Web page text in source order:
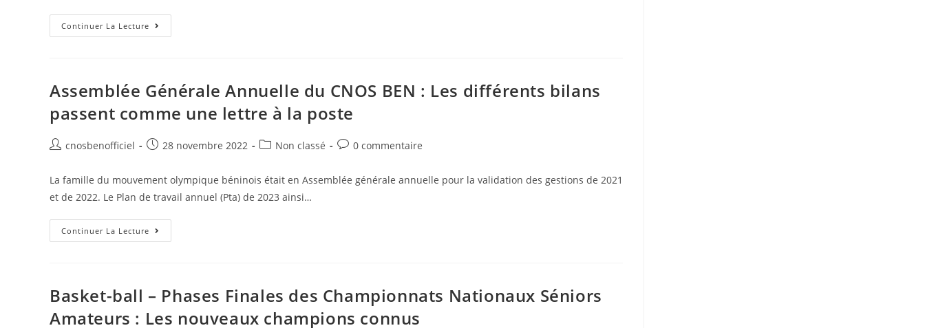
Continuer La Lecture
Assemblée Générale Annuelle du CNOS BEN : Les différents bilans
passent comme une lettre à la poste
cnosbenofficiel 28 novembre 2022 Non classé 0 commentaire
La famille du mouvement olympique béninois était en Assemblée générale annuelle pour la validation des gestions de 2021
et de 2022. Le Plan de travail annuel (Pta) de 2023 ainsi…
Continuer La Lecture
Basket-ball – Phases Finales des Championnats Nationaux Séniors
Amateurs : Les nouveaux champions connus